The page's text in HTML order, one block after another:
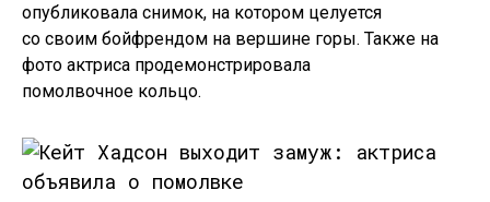
опубликовала снимок, на котором целуется
со своим бойфрендом на вершине горы. Также на
фото актриса продемонстрировала
помолвочное кольцо.